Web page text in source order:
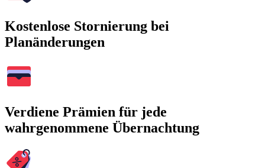
Kostenlose Stornierung bei
Planänderungen
Verdiene Prämien für jede
wahrgenommene Übernachtung